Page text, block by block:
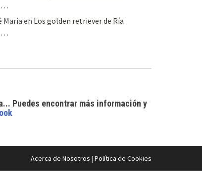
Mariaen Los golden retriever de Ría
Puedes encontrar más información y
Acerca de Nosotros | Política de Cookies